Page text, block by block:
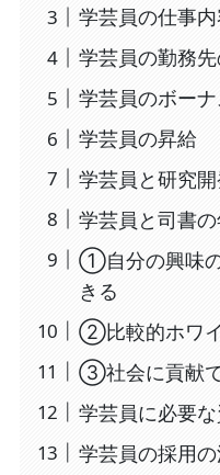
学芸員の仕事
学芸員の勤務
学芸員のボーナ
学芸員の昇給
学芸員と研究
学芸員と司書
①自分の興味
きる
②比較的ホワ
③社会に貢献
学芸員に必要
学芸員の採用